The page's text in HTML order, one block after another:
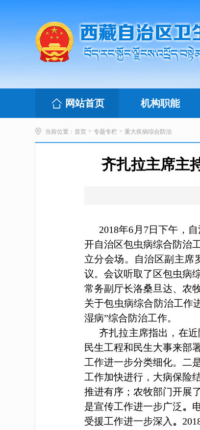
网站首页 机构职能
当前位置： 首页 > 专题专栏 > 重大疾病综合防治
齐扎拉主席主
2018年6月7日下午，
开自治区包虫病综合防治
立分会场。自治区副主席
议。会议听取了区包虫病
常务副厅长洛桑旦达、农
关于包虫病综合防治工作
湿病”综合防治工作。
齐扎拉主席指出， 在
民生工程和民生大事来部
工作进一步分类细化。 二
工作加快进行， 大病保险
推进有序；农牧部门开展
是宣传工作进一步广泛 。
受援工作进一步深入 。